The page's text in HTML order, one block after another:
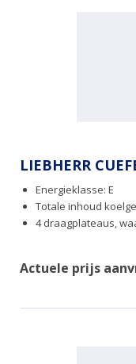
LIEBHERR
Energieklasse: E
Totale inhoud
4 draagplateaus,
Actuele prijs